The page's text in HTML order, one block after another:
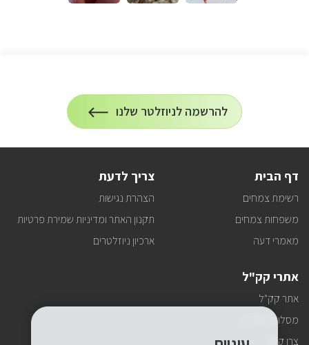
הרשמה
להרשמה לניוזלטר שלנו
על
הרשמה
דף הבית
רשימת צמחים
משפחות צמחים
מאמרי דעה
צריך לדעת
הצהרת נגישות
תקנון האתר ומדיניות שמירת פרטיות
ארכיון ניוזלטרים
אתרי קק"ל
אתר קק"ל
מסלולי טיולים
צרו קשר